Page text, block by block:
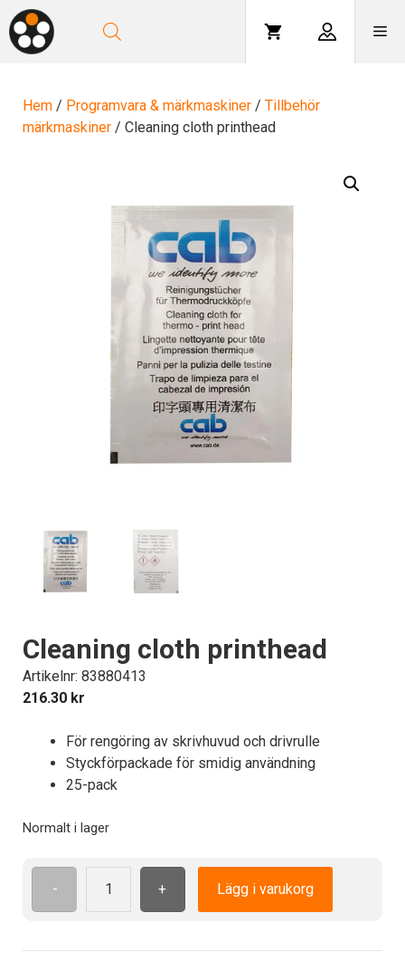
Hoppa
till
innehåll
Hem / Programvara & märkmaskiner / Tillbehör
märkmaskiner / Cleaning cloth printhead
Cleaning cloth printhead
Artikelnr: 83880413
216.30 kr
För rengöring av skrivhuvud och drivrulle
Styckförpackade för smidig användning
25-pack
Normalt i lager
-
Cleaning
+ Lägg i varukorg